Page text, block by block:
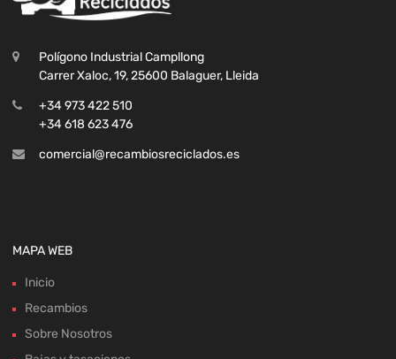
Polígono Industrial Campllong
Carrer Xaloc, 19, 25600 Balaguer, Lleida
+34 973 422 510
+34 618 623 476
comercial@recambiosreciclados.es
MAPA WEB
Inicio
Recambios
Sobre Nosotros